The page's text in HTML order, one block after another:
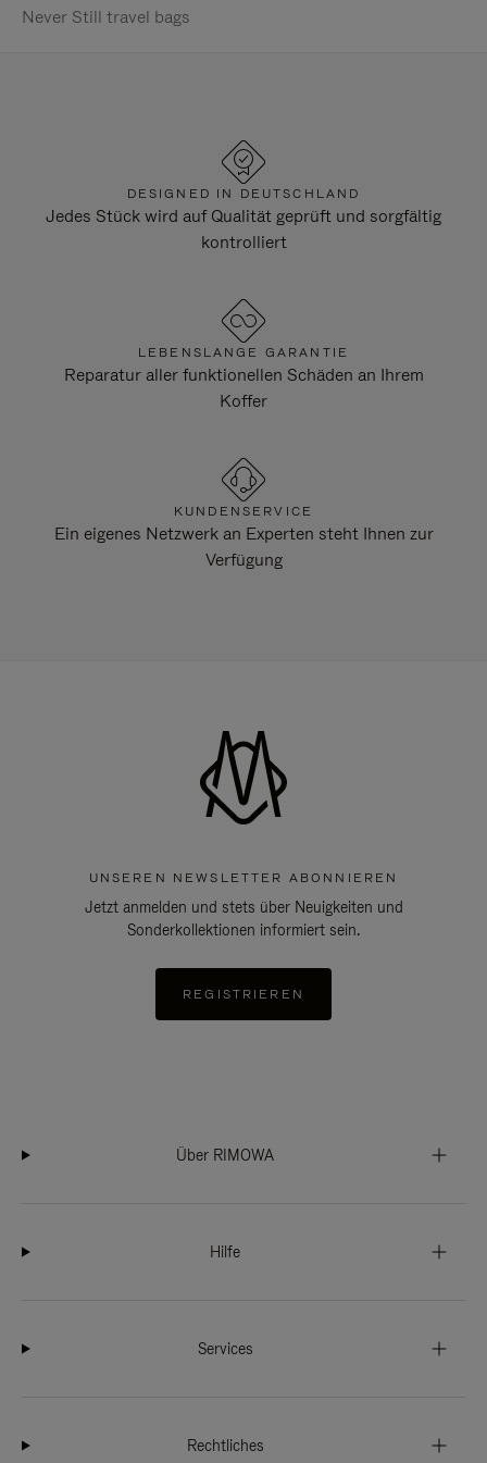
Never Still travel bags
DESIGNED IN DEUTSCHLAND
Jedes Stück wird auf Qualität geprüft und sorgfältig
kontrolliert
LEBENSLANGE GARANTIE
Reparatur aller funktionellen Schäden an Ihrem
Koffer
KUNDENSERVICE
Ein eigenes Netzwerk an Experten steht Ihnen zur
Verfügung
UNSEREN NEWSLETTER ABONNIEREN
Jetzt anmelden und stets über Neuigkeiten und
Sonderkollektionen informiert sein.
REGISTRIEREN
Über RIMOWA
Hilfe
Services
Rechtliches